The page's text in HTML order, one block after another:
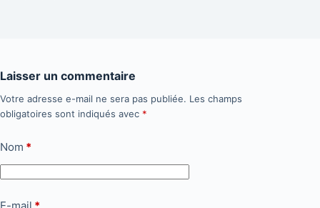
Laisser un commentaire
Votre adresse e-mail ne sera pas publiée. Les champs
obligatoires sont indiqués avec *
Nom *